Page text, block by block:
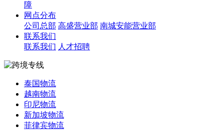
障
网点分布
公司总部 高盛营业部 南城安能营业部
联系我们
联系我们 人才招聘
泰国物流
越南物流
印尼物流
新加坡物流
菲律宾物流